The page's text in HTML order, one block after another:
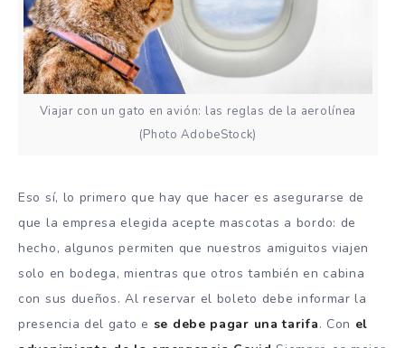
Viajar con un gato en avión: las reglas de la aerolínea
(Photo AdobeStock)
Eso sí, lo primero que hay que hacer es asegurarse de
que la empresa elegida acepte mascotas a bordo: de
hecho, algunos permiten que nuestros amiguitos viajen
solo en bodega, mientras que otros también en cabina
con sus dueños. Al reservar el boleto debe informar la
presencia del gato e se debe pagar una tarifa. Con el